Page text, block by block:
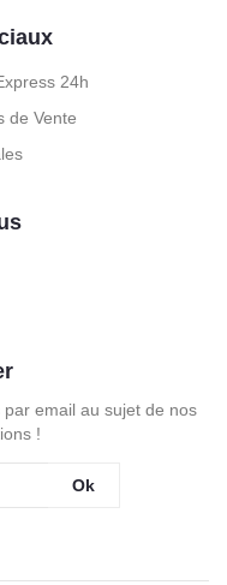
24h
de Vente
email au sujet de nos
!
Ok